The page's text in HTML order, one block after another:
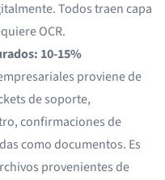
Todos traen capa
OCR.
10-15%
proviene de
de soporte,
confirmaciones de
como documentos. Es
provenientes de